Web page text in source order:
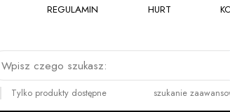
Wpisz czego szukasz:
Tylko produkty dostępne szukanie
REGULAMIN HURT